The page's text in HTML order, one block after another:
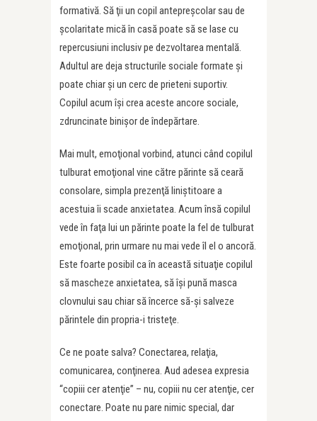
formativă. Să ţii un copil antepreşcolar sau de
şcolaritate mică în casă poate să se lase cu
repercusiuni inclusiv pe dezvoltarea mentală.
Adultul are deja structurile sociale formate şi
poate chiar şi un cerc de prieteni suportiv.
Copilul acum îşi crea aceste ancore sociale,
zdruncinate binişor de îndepărtare.
Mai mult, emoţional vorbind, atunci când copilul
tulburat emoţional vine către părinte să ceară
consolare, simpla prezenţă liniştitoare a
acestuia îi scade anxietatea. Acum însă copilul
vede în faţa lui un părinte poate la fel de tulburat
emoţional, prin urmare nu mai vede îl el o ancoră.
Este foarte posibil ca în această situaţie copilul
să mascheze anxietatea, să îşi pună masca
clovnului sau chiar să încerce să-şi salveze
părintele din propria-i tristeţe.
Ce ne poate salva? Conectarea, relaţia,
comunicarea, conţinerea. Aud adesea expresia
“copiii cer atenţie” – nu, copiii nu cer atenţie, cer
conectare. Poate nu pare nimic special, dar